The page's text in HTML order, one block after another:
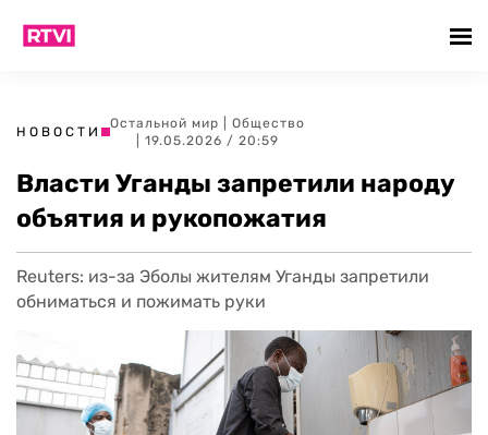
НОВОСТИ
Остальной мир
Общество
| 19.05.2026 / 20:59
Власти Уганды запретили народу
объятия и рукопожатия
Reuters: из-за Эболы жителям Уганды запретили
обниматься и пожимать руки